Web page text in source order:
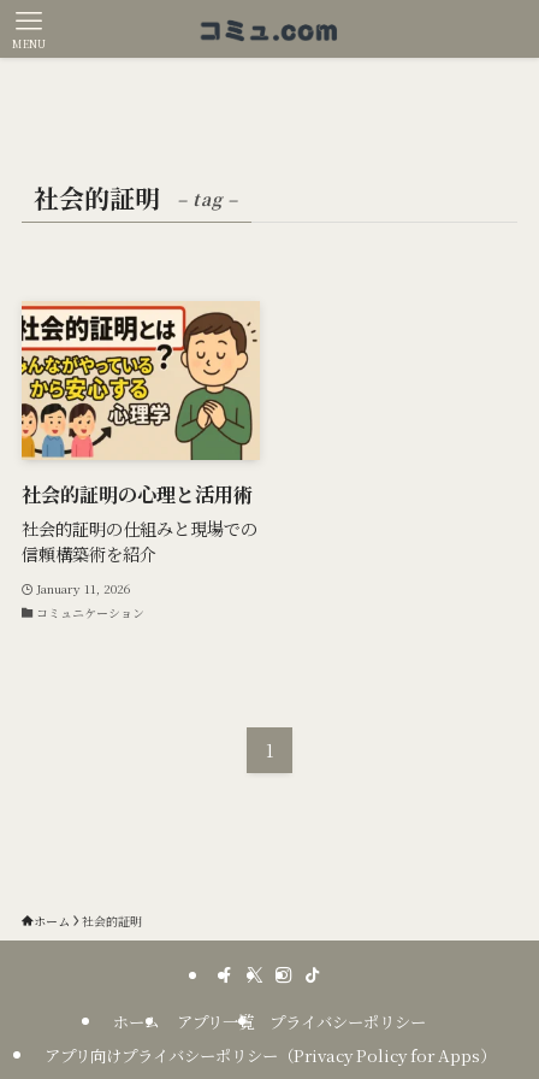
MENU
社会的証明 – tag –
社会的証明の心理と活用術
社会的証明の仕組みと現場での
信頼構築術を紹介
January 11, 2026
コミュニケーション
1
ホーム 社会的証明
ホーム アプリ一覧
プライバシーポリシー
アプリ向けプライバシーポリシー（Privacy Policy for Apps）